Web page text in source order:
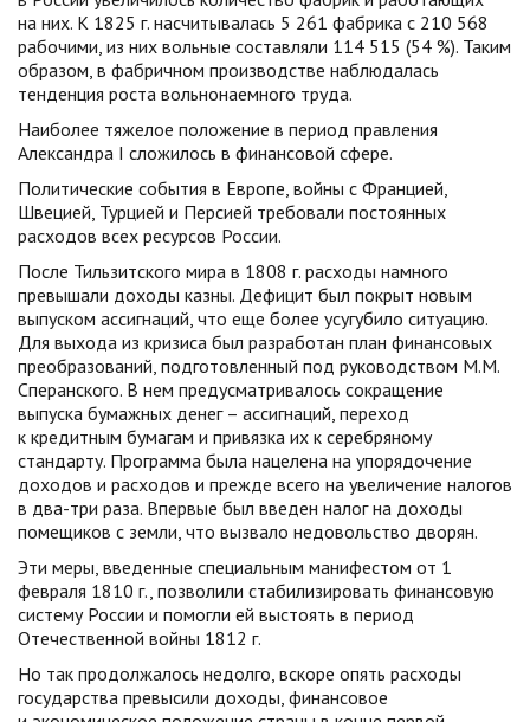
на них. К 1825 г. насчитывалась 5 261 фабрика с 210 568
рабочими, из них вольные составляли 114 515 (54 %). Таким
образом, в фабричном производстве наблюдалась
тенденция роста вольнонаемного труда.
Наиболее тяжелое положение в период правления
Александра I сложилось в финансовой сфере.
Политические события в Европе, войны с Францией,
Швецией, Турцией и Персией требовали постоянных
расходов всех ресурсов России.
После Тильзитского мира в 1808 г. расходы намного
превышали доходы казны. Дефицит был покрыт новым
выпуском ассигнаций, что еще более усугубило ситуацию.
Для выхода из кризиса был разработан план финансовых
преобразований, подготовленный под руководством М.М.
Сперанского. В нем предусматривалось сокращение
выпуска бумажных денег – ассигнаций, переход
к кредитным бумагам и привязка их к серебряному
стандарту. Программа была нацелена на упорядочение
доходов и расходов и прежде всего на увеличение налогов
в два-три раза. Впервые был введен налог на доходы
помещиков с земли, что вызвало недовольство дворян.
Эти меры, введенные специальным манифестом от 1
февраля 1810 г., позволили стабилизировать финансовую
систему России и помогли ей выстоять в период
Отечественной войны 1812 г.
Но так продолжалось недолго, вскоре опять расходы
государства превысили доходы, финансовое